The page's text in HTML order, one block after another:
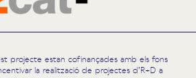
projecte estan cofinançades amb els fons
la realització de projectes d’R+D a